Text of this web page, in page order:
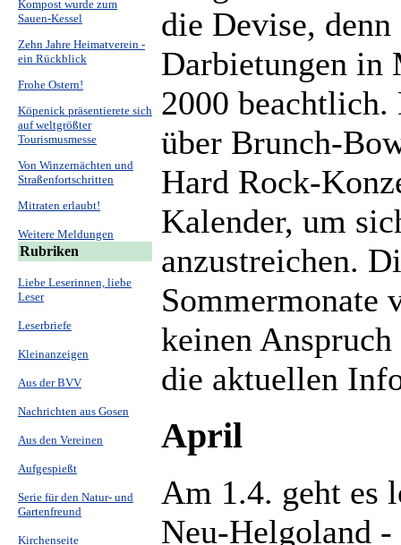
Kompost wurde zum
Sauen-Kessel
Zehn Jahre Heimatverein -
ein Rückblick
Frohe Ostern!
Köpenick präsentierete sich
auf weltgrößter
Tourismusmesse
Von Winzernächten und
Straßenfortschritten
Mitraten erlaubt!
Weitere Meldungen
Rubriken
Liebe Leserinnen, liebe
Leser
Leserbriefe
Kleinanzeigen
Aus der BVV
Nachrichten aus Gosen
Aus den Vereinen
Aufgespießt
Serie für den Natur- und
Gartenfreund
Kirchenseite
die Devise,
Darbietungen in
2000
über Brunch-
Hard Rock-
Kalender, um
anzustreichen.
Sommermonate
keinen
die aktuellen
April
Am 1.4. geht es
Neu-Helgoland